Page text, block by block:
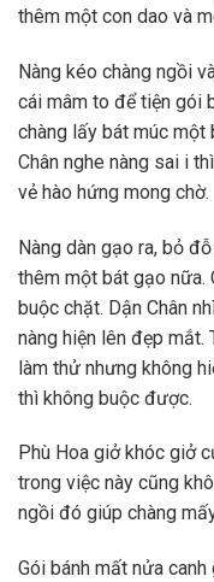
thêm một con dao và
Nàng kéo chàng ngồi
cái mâm to để tiện gói
chàng lấy bát múc một
Chân nghe nàng sai i
vẻ hào hứng mong chờ.
Nàng dàn gạo ra, bỏ
thêm một bát gạo
buộc chặt. Dận Chân
nàng hiện lên đẹp mắt.
làm thử nhưng không
thì không buộc được.
Phù Hoa giở khóc giở
trong việc này cũng
ngồi đó giúp chàng
Gói bánh mất nửa